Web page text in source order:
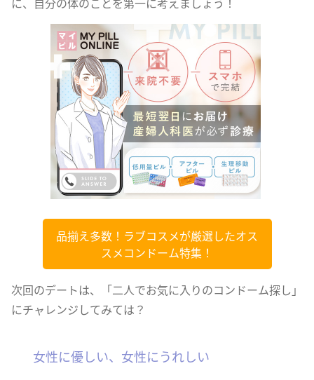
品揃え多数！ラブコスメが厳選したオス
スメコンドーム特集！
次回のデートは、「二人でお気に入りのコンドーム探し」
にチャレンジしてみては？
女性に優しい、女性にうれしい